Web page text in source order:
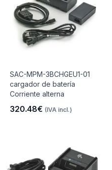
SAC-MPM-3BCHGEU1-01
cargador de batería
Corriente alterna
320.48€ (IVA incl.)